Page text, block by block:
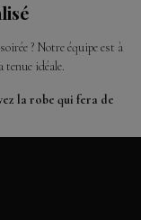
? Notre équipe est à
tenue idéale.
la robe qui fera de